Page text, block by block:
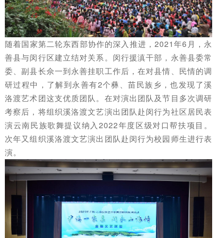
随着国家第二轮东西部协作的深入推进，2021年6月，永
善县与闵行区建立结对关系。闵行援滇干部，永善县委常
委、副县长佘一到永善挂职工作后，在对县情、民情的调
研过程中，了解到永善有2个彝、苗民族乡，也发现了溪
洛渡艺术团这支优质团队。 在对演出团队及节目多次调研
考察后，将组织溪洛渡文艺演出团队赴闵行为社区居民表
演云南民族歌舞提议纳入2022年度区级对口帮扶项目。
次年又组织溪洛渡文艺演出团队赴闵行为校园师生进行表
演。